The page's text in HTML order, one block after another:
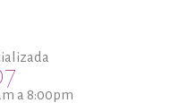
a 8:00pm